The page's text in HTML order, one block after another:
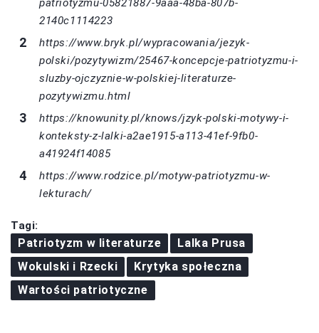
patriotyzmu-05821887-9aaa-48ba-807b-
2140c1114223
https://www.bryk.pl/wypracowania/jezyk-
polski/pozytywizm/25467-koncepcje-patriotyzmu-i-
sluzby-ojczyznie-w-polskiej-literaturze-
pozytywizmu.html
https://knowunity.pl/knows/jzyk-polski-motywy-i-
konteksty-z-lalki-a2ae1915-a113-41ef-9fb0-
a41924f14085
https://www.rodzice.pl/motyw-patriotyzmu-w-
lekturach/
Tagi:
Patriotyzm w literaturze
Lalka Prusa
Wokulski i Rzecki
Krytyka społeczna
Wartości patriotyczne